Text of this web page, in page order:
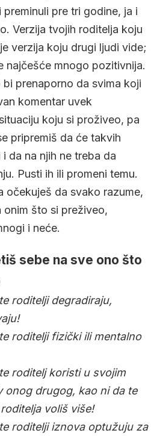
pre tri godine, ja i
Verzija tvojih roditelja koju
verzija koju drugi ljudi vide;
najčešće mnogo pozitivnija.
prenaporno da svima koji
komentar uvek
koju si proživeo, pa
pripremiš da će takvih
da na njih ne treba da
Pusti ih ili promeni temu.
očekuješ da svako razume,
onim što si preživeo,
i neće.
sebe na sve ono što
roditelji degradiraju,
roditelji fizički ili mentalno
roditelj koristi u svojim
onog drugog, kao ni da te
voliš više!
roditelji iznova optužuju za